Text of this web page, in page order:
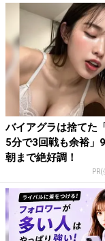
バイアグラは捨てた
5分で3回戦も余裕」
朝まで絶好調！